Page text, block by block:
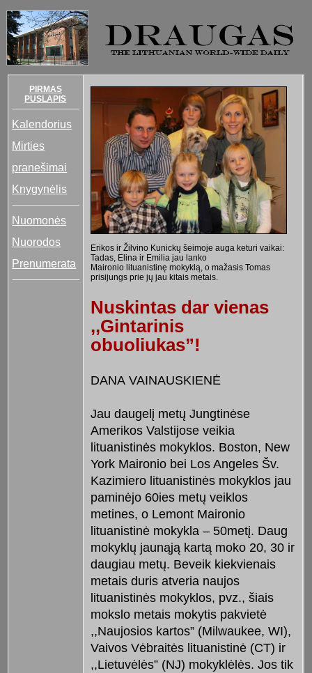
PIRMAS
PUSLAPIS
Kalendorius
Mirties
pranešimai
Knygynėlis
Nuomonės
Nuorodos
Prenumerata
Erikos ir Žilvino Kunickų šeimoje auga keturi vaikai:
Tadas, Elina ir Emi­lia jau lanko
Maironio lituanis­tinę mokyklą, o mažasis Tomas
prisijungs prie jų jau kitais metais.
Nuskintas dar vienas
,,Gintarinis
obuoliukas”!
DANA VAINAUSKIENĖ
Jau daugelį metų Jungtinėse
Amerikos Valstijose veikia
lituanistinės mokyklos. Boston, New
York Maironio bei Los Angeles Šv.
Kazimiero lituanistinės mokyklos jau
paminėjo 60ies metų veiklos
metines, o Lemont Maironio
lituanistinė mokykla – 50metį. Daug
mokyklų jaunąją kartą moko 20, 30 ir
daugiau metų. Beveik kiekvienais
metais duris atveria naujos
lituanistinės mokyklos, pvz., šiais
mokslo metais mokytis pakvietė
,,Naujosios kartos” (Milwaukee, WI),
Vaivos Vėbraitės lituanistinė (CT) ir
,,Lietuvėlės” (NJ) mokyklėlės. Jos tik